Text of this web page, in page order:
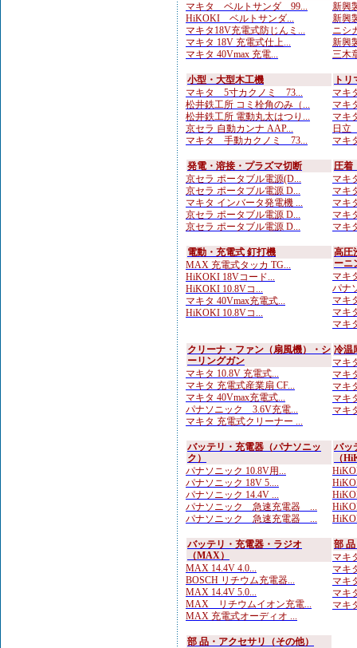
マキタ ベルトサンダ 99...
HiKOKI ベルトサンダ...
マキタ18V充電式防じんミ...
マキタ 18V 充電式仕上...
マキタ 40Vmax 充電...
新興
新興
ニシ
新興
三木
小型・大型木工機
マキタ 5寸カクノミ 73...
松井鉄工所 コミ栓角のみ（...
松井鉄工所 電動丸太はつり...
京セラ 自動カンナ AAP...
マキタ 手動カクノミ 73...
ト
マキ
マキ
マキ
日
マキ
発電・溶接・プラズマ切断
京セラ ポータブル電源(D...
京セラ ポータブル電源 D...
マキタ インバータ発電機 ...
京セラ ポータブル電源 D...
京セラ ポータブル電源 D...
圧着
マキ
マキ
マキ
マキ
マキ
電動・充電式 釘打機
MAX 充電式タッカ TG...
HiKOKI 18Vコード...
HiKOKI 10.8Vコ...
マキタ 40Vmax充電式...
HiKOKI 10.8Vコ...
高圧
ーニ
マキ
パナ
マキ
マキ
マキ
クリーナ・ファン（扇風機）・シ
ーリングガン
マキタ 10.8V 充電式...
マキタ 充電式産業扇 CF...
マキタ 40Vmax充電式...
パナソニック 3.6V充電...
マキタ 充電式クリーナー ...
冷温
マキ
マキ
マキ
マキ
マキ
バッテリ・充電器（パナソニッ
ク）
パナソニック 10.8V用...
パナソニック 18V 5....
パナソニック 14.4V ...
パナソニック 急速充電器 ...
パナソニック 急速充電器 ...
バッ
（
バッテリ・充電器・ラジオ
（MAX）
MAX 14.4V 4.0...
BOSCH リチウム充電器...
MAX 14.4V 5.0...
MAX リチウムイオン充電...
MAX 充電式オーディオ ...
部
マキ
マキ
マキ
マキ
マキ
部 品・アクセサリ（その他）